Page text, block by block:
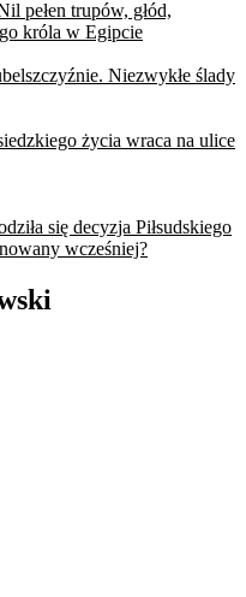
pełen trupów, głód,
króla w Egipcie
Niezwykłe ślady
życia wraca na ulice
się decyzja Piłsudskiego
wcześniej?